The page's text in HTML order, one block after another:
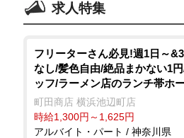
求人特集
フリーターさん必見!週1日～
なし/髪色自由/絶品まかない1
ッフ/ラーメン店のランチ帯ホ
町田商店 横浜池辺町店
時給1,300円～1,625円
アルバイト・パート / 神奈川県